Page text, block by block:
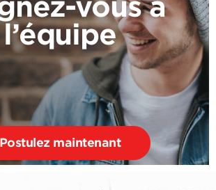
l’équipe
Postulez maintenant